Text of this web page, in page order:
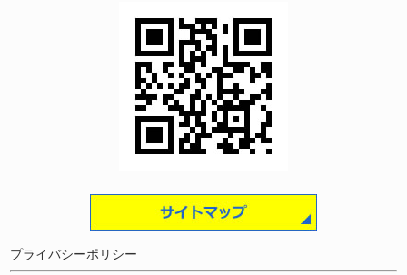
プライバシーポリシー